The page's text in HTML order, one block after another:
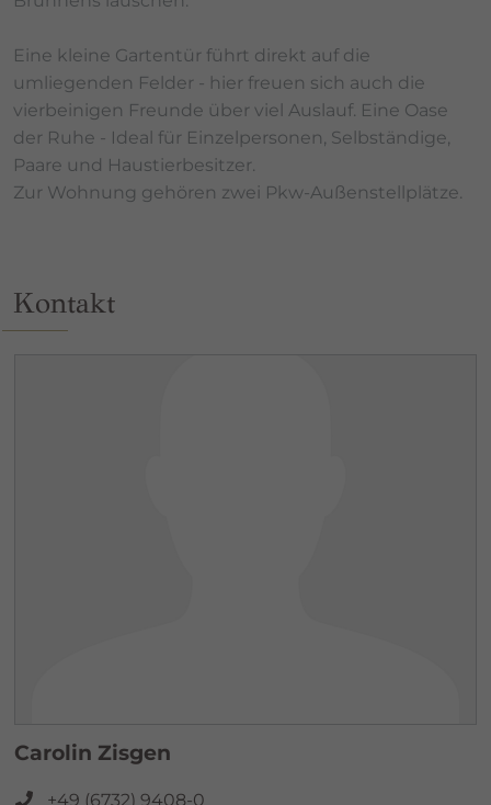
Eine kleine Gartentür führt direkt auf die
umliegenden Felder - hier freuen sich auch die
vierbeinigen Freunde über viel Auslauf. Eine Oase
der Ruhe - Ideal für Einzelpersonen, Selbständige,
Paare und Haustierbesitzer.
Zur Wohnung gehören zwei Pkw-Außenstellplätze.
Kontakt
Carolin Zisgen
+49 (6732) 9408-0